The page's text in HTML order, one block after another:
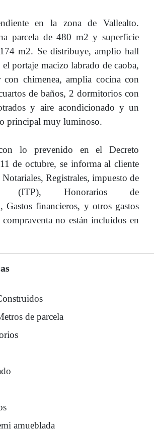
en la zona de Vallealto.
parcela de 480 m2 y superficie
m2. Se distribuye, amplio hall
portaje macizo labrado de caoba,
con chimenea, amplia cocina con
de baños, 2 dormitorios con
y aire acondicionado y un
principal muy luminoso.
lo prevenido en el Decreto
de octubre, se informa al cliente
Registrales, impuesto de
(ITP), Honorarios de
Gastos financieros, y otros gastos
compraventa no están incluidos en
de parcela
amueblada